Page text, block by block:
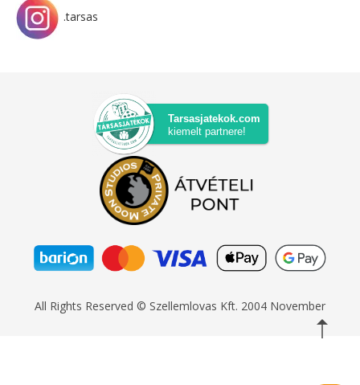
.tarsas
Tarsasjatekok.com
kiemelt partnere!
All Rights Reserved © Szellemlovas Kft. 2004 November